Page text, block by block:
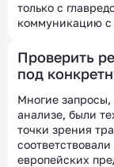
только с
коммуникацию с
Проверить
под
Многие
анализе, были
точки зрения
европейских